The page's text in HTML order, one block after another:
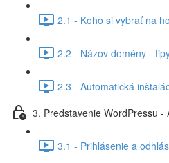
2.1 - Koho si vybrať na
2.2 - Názov domény -
2.3 - Automatická
3. Predstavenie WordPressu -
3.1 - Prihlásenie a